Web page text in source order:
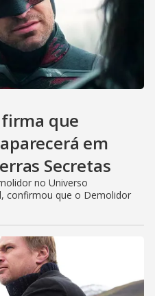
que
em
Secretas
no Universo
confirmou que o Demolidor